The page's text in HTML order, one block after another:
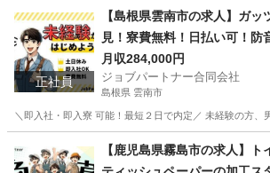
工場 スタッフ
正社員
【島根県雲南市の求人】ガッ
見！寮費無料！日払い可！防
遮音カーテンの製造補助スタ
月収284,000円
ジョブパートナー合同会社
島根県 雲南市
＼即入社・即入寮 可能！最短２日で内定／ 未経験の方
工場 未経験
【鹿児島県霧島市の求人】